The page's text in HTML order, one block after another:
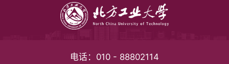
电话： 010 - 88802114